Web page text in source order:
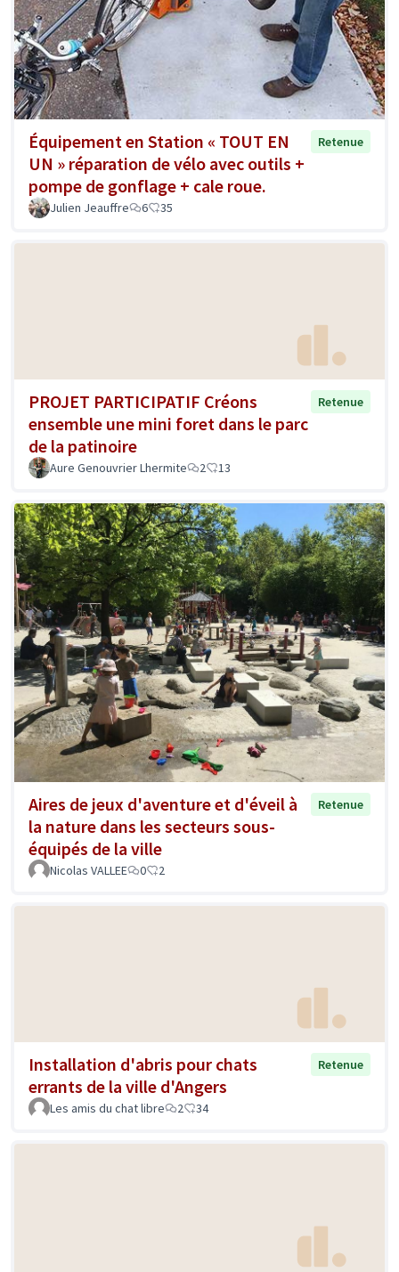
Équipement en Station « TOUT EN
UN » réparation de vélo avec outils +
pompe de gonflage + cale roue.
Retenue
Julien Jeauffre 6 35
PROJET PARTICIPATIF Créons
ensemble une mini foret dans le parc
de la patinoire
Retenue
Aure Genouvrier Lhermite 2 13
Aires de jeux d'aventure et d'éveil à
la nature dans les secteurs sous-
équipés de la ville
Retenue
Nicolas VALLEE 0 2
Installation d'abris pour chats
errants de la ville d'Angers
Retenue
Les amis du chat libre 2 34